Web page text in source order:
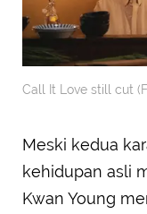
Call It Love still cut
Meski kedua
kehidupan asli
Kwan Young